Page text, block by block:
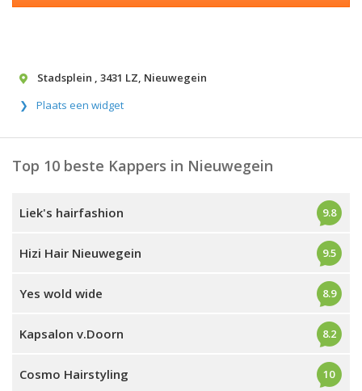
Stadsplein , 3431 LZ, Nieuwegein
Plaats een widget
Top 10 beste Kappers in Nieuwegein
Liek's hairfashion 9.8
Hizi Hair Nieuwegein 9.5
Yes wold wide 8.9
Kapsalon v.Doorn 8.2
Cosmo Hairstyling 10